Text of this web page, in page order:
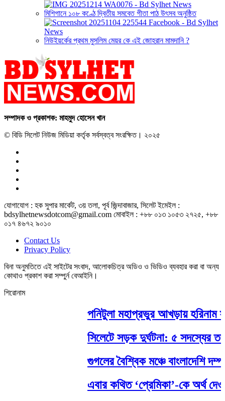
মিশিগানে ১০৮ কণ্ঠে দ্বিতীয় সমবেত গীতা পাঠ উৎসব অনুষ্ঠিত
নিউইয়র্কের প্রথম মুসলিম মেয়র কে এই জোহরান মামদানি ?
সম্পাদক ও প্রকাশক: মাহমুদ হোসেন খান
© বিডি সিলেট নিউজ মিডিয়া কর্তৃক সর্বস্বত্ব সংরক্ষিত। ২০২৫
যোগাযোগ : হক সুপার মার্কেট, ৩য় তলা, পূর্ব জিন্দাবাজার, সিলেট ইমেইল :
bdsylhetnewsdotcom@gmail.com মোবাইল : +৮৮ ০১৩ ১০৫৩ ২৭২৫, +৮৮
০১৭ ৪৬৭২ ৯০১০
Contact Us
Privacy Policy
বিনা অনুমতিতে এই সাইটের সংবাদ, আলোকচিত্র অডিও ও ভিডিও ব্যবহার করা বা অন্য
কোথাও প্রকাশ করা সম্পুর্ন বেআইনি।
শিরোনাম
পনিটুলা মহাপ্রভুর আখড়ায় হরিনাম
সিলেটে সড়ক দুর্ঘটনা: ৫ সদস্যের
গুগলের বৈশ্বিক মঞ্চে বাংলাদেশি দম্পতি
এবার কথিত ‘প্রেমিকা’-কে অর্থ